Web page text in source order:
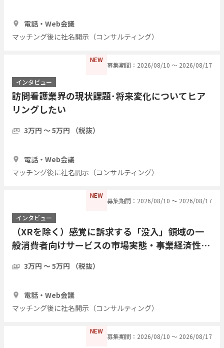
電話・Web会議
マッチング後に社名開示（コンサルティング）
NEW
募集期間：2026/08/10 〜 2026/08/17
インタビュー
訪問看護業界の現状課題･将来変化についてヒア
リングしたい
3万円 〜 5万円 （税抜）
電話・Web会議
マッチング後に社名開示（コンサルティング）
NEW
募集期間：2026/08/10 〜 2026/08/17
インタビュー
（XRを除く）感覚に訴求する「没入」領域の一
般消費者向けサービスの市場実態・事業経済性・
3万円 〜 5万円 （税抜）
電話・Web会議
マッチング後に社名開示（コンサルティング）
NEW
募集期間：2026/08/10 〜 2026/08/17